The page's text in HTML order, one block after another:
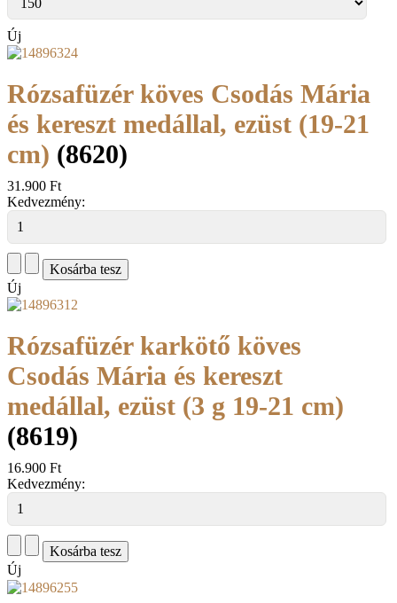
Új
Rózsafüzér köves Csodás Mária
és kereszt medállal, ezüst (19-21
cm) (8620)
31.900 Ft
Kedvezmény:
Új
Rózsafüzér karkötő köves
Csodás Mária és kereszt
medállal, ezüst (3 g 19-21 cm)
(8619)
16.900 Ft
Kedvezmény:
Új